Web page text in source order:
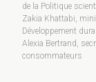
de la Politique
Zakia Khattabi,
Développement
Alexia Bertrand,
consommateurs